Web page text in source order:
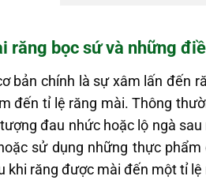
răng bọc sứ và những
bản chính là sự xâm lấn đến
đến tỉ lệ răng mài. Thông
đau nhức hoặc lộ ngà
sử dụng những thực
khi răng được mài đến một tỉ lệ